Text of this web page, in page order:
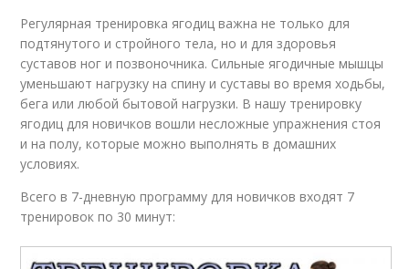
Регулярная тренировка ягодиц важна не только для
подтянутого и стройного тела, но и для здоровья
суставов ног и позвоночника. Сильные ягодичные мышцы
уменьшают нагрузку на спину и суставы во время ходьбы,
бега или любой бытовой нагрузки. В нашу тренировку
ягодиц для новичков вошли несложные упражнения стоя
и на полу, которые можно выполнять в домашних
условиях.
Всего в 7-дневную программу для новичков входят 7
тренировок по 30 минут: